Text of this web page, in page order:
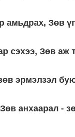
амьдрах, Зөв
сэхээ, Зөв аж
эрмэлзэл
анхаарал -